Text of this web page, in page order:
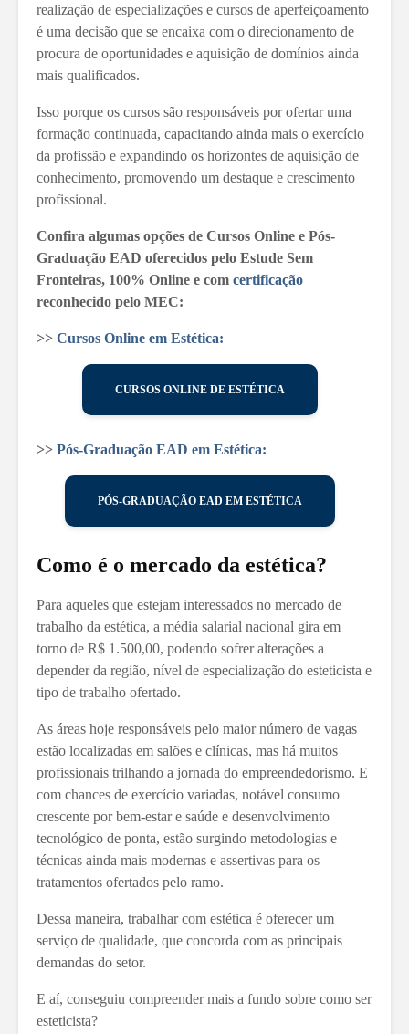
realização de especializações e cursos de aperfeiçoamento
é uma decisão que se encaixa com o direcionamento de
procura de oportunidades e aquisição de domínios ainda
mais qualificados.
Isso porque os cursos são responsáveis por ofertar uma
formação continuada, capacitando ainda mais o exercício
da profissão e expandindo os horizontes de aquisição de
conhecimento, promovendo um destaque e crescimento
profissional.
Confira algumas opções de Cursos Online e Pós-
Graduação EAD oferecidos pelo Estude Sem
Fronteiras, 100% Online e com certificação
reconhecido pelo MEC:
>> Cursos Online em Estética:
CURSOS ONLINE DE ESTÉTICA
>> Pós-Graduação EAD em Estética:
PÓS-GRADUAÇÃO EAD EM ESTÉTICA
Como é o mercado da estética?
Para aqueles que estejam interessados no mercado de
trabalho da estética, a média salarial nacional gira em
torno de R$ 1.500,00, podendo sofrer alterações a
depender da região, nível de especialização do esteticista e
tipo de trabalho ofertado.
As áreas hoje responsáveis pelo maior número de vagas
estão localizadas em salões e clínicas, mas há muitos
profissionais trilhando a jornada do empreendedorismo. E
com chances de exercício variadas, notável consumo
crescente por bem-estar e saúde e desenvolvimento
tecnológico de ponta, estão surgindo metodologias e
técnicas ainda mais modernas e assertivas para os
tratamentos ofertados pelo ramo.
Dessa maneira, trabalhar com estética é oferecer um
serviço de qualidade, que concorda com as principais
demandas do setor.
E aí, conseguiu compreender mais a fundo sobre como ser
esteticista?